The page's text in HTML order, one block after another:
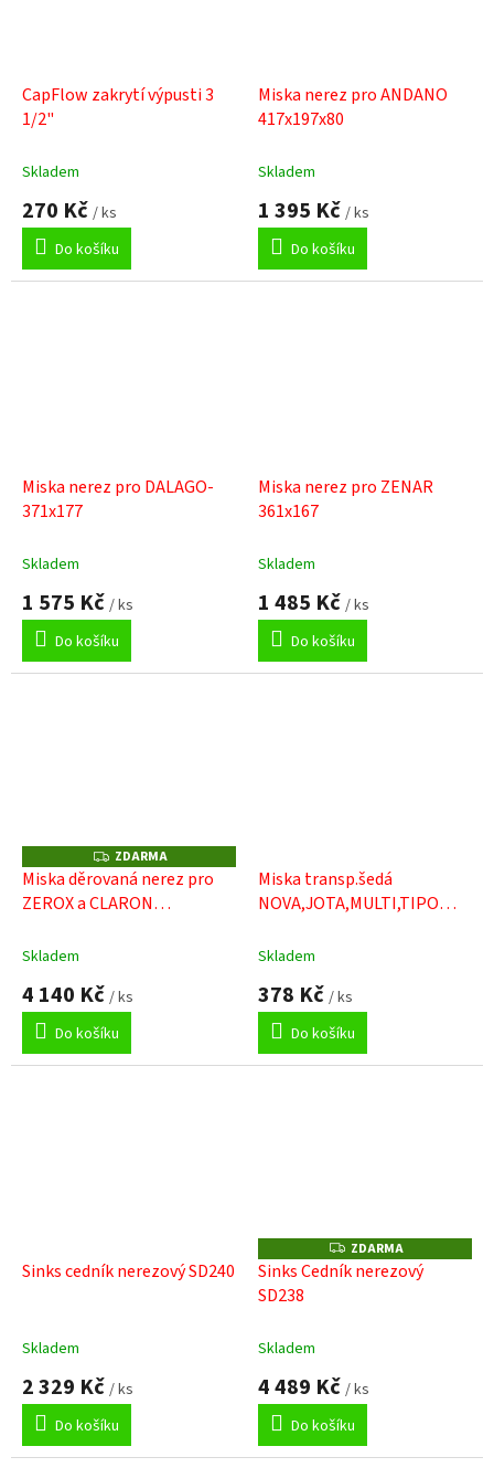
CapFlow zakrytí výpusti 3
1/2"
Skladem
270 Kč / ks
Do košíku
Miska nerez pro ANDANO
417x197x80
Skladem
1 395 Kč / ks
Do košíku
Miska nerez pro DALAGO-
371x177
Skladem
1 575 Kč / ks
Do košíku
Miska nerez pro ZENAR
361x167
Skladem
1 485 Kč / ks
Do košíku
Z
D
A
R
ZDARMA
Miska děrovaná nerez pro
ZEROX a CLARON
Skladem
4 140 Kč / ks
Do košíku
Miska transp.šedá
NOVA,JOTA,MULTI,TIPO
Skladem
378 Kč / ks
Do košíku
Sinks cedník nerezový SD240
Skladem
2 329 Kč / ks
Do košíku
Z
D
A
ZDARMA
Sinks Cedník nerezový
SD238
Skladem
4 489 Kč / ks
Do košíku